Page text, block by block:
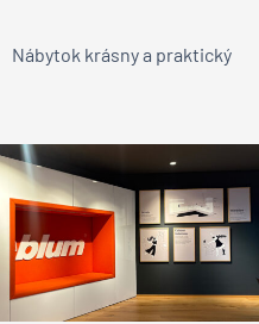
Nábytok krásny a praktický